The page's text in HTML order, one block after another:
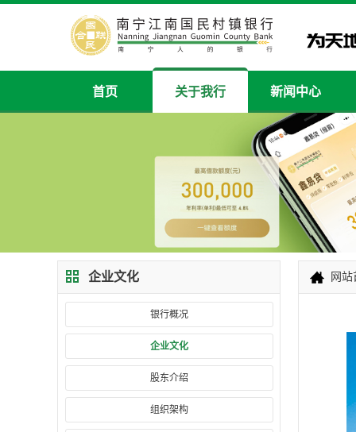
首页 关于我行 新闻中心
企业文化
银行概况
企业文化
股东介绍
组织架构
网站